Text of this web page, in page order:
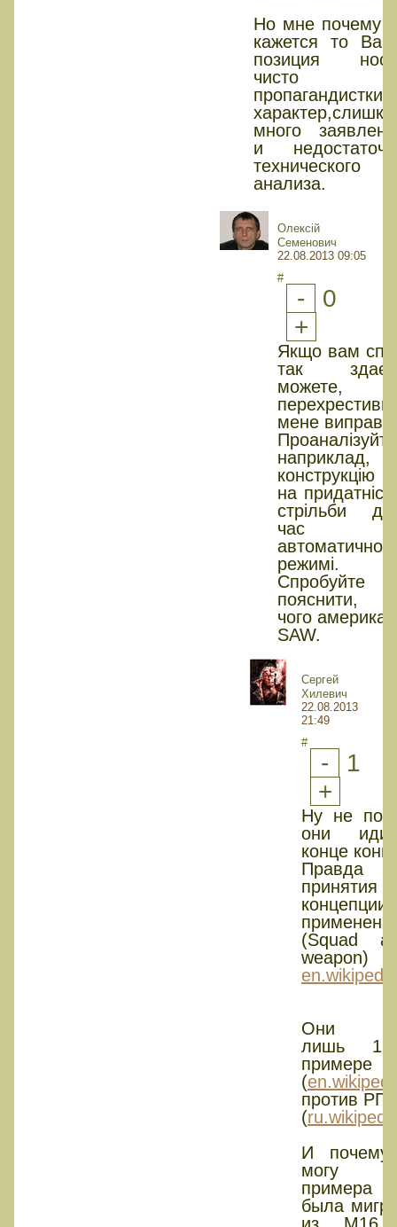
Но мне почему
кажется то
позиция
чисто
пропагандисткий
много
и
технического
анализа.
Олексій
Семенович
22.08.2013 09:05
#
-
0
+
Якщо вам
так
можете,
мене
наприклад,
конструкцію
на
стрільби
час
режимі.
Спробуйте
пояснити,
чого
SAW.
Сергей
Хилевич
22.08.2013
21:49
#
-
1
+
Ну не
они
конце
принятия
концепции
(Squad
weapon)
Они
лишь
(
против
(
И
могу
примера
была